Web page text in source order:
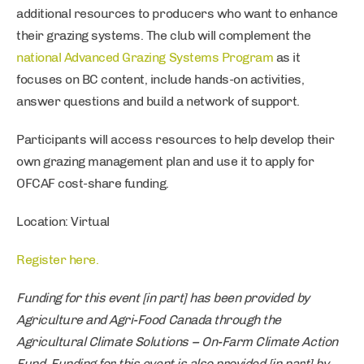
additional resources to producers who want to enhance
their grazing systems. The club will complement the
national Advanced Grazing Systems Program as it
focuses on BC content, include hands-on activities,
answer questions and build a network of support.
Participants will access resources to help develop their
own grazing management plan and use it to apply for
OFCAF cost-share funding.
Location: Virtual
Register here.
Funding for this event [in part] has been provided by
Agriculture and Agri-Food Canada through the
Agricultural Climate Solutions – On-Farm Climate Action